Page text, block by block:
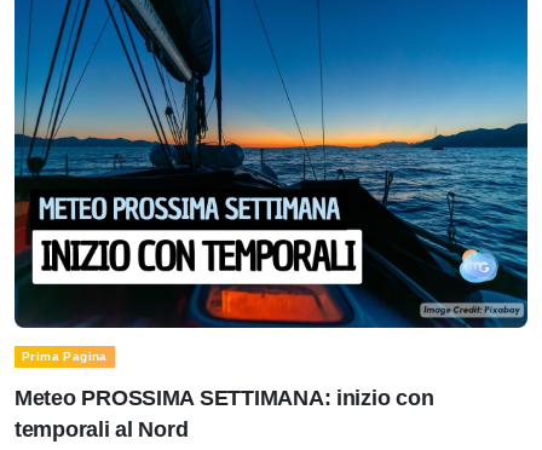
Prima Pagina
Meteo PROSSIMA SETTIMANA: inizio con
temporali al Nord